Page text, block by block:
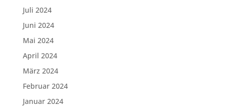
Juli 2024
Juni 2024
Mai 2024
April 2024
März 2024
Februar 2024
Januar 2024